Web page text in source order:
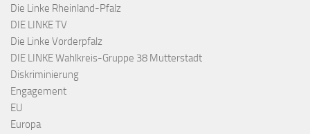
Die Linke Rheinland-Pfalz
DIE LINKE TV
Die Linke Vorderpfalz
DIE LINKE Wahlkreis-Gruppe 38 Mutterstadt
Diskriminierung
Engagement
EU
Europa